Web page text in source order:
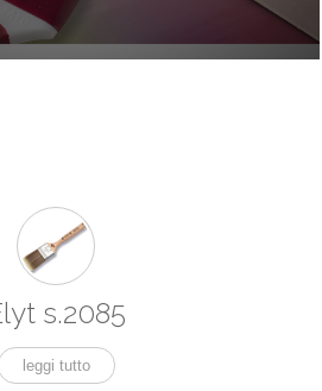
s.2085
leggi tutto